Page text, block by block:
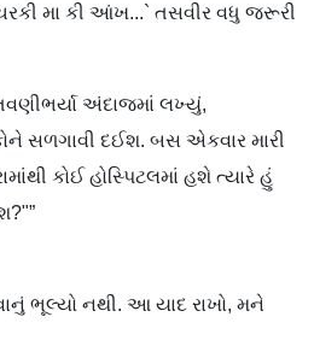
મા કી આંખ...` તસવીર વધુ જરૂરી
અંદાજમાં લખ્યું,
સળગાવી દઈશ. બસ એકવાર મારી
કોઈ હોસ્પિટલમાં હશે ત્યારે હું
ભૂલ્યો નથી. આ યાદ રાખો, મને